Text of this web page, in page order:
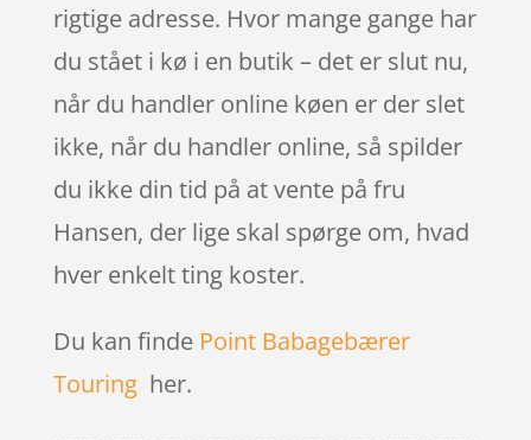
rigtige adresse. Hvor mange gange har
du stået i kø i en butik – det er slut nu,
når du handler online køen er der slet
ikke, når du handler online, så spilder
du ikke din tid på at vente på fru
Hansen, der lige skal spørge om, hvad
hver enkelt ting koster.
Du kan finde Point Babagebærer
Touringher.